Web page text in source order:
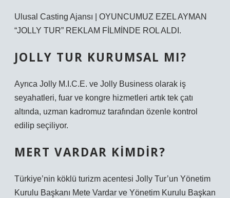
Ulusal Casting Ajansı | OYUNCUMUZ EZEL AYMAN
“JOLLY TUR” REKLAM FİLMİNDE ROL ALDI.
JOLLY TUR KURUMSAL MI?
Ayrıca Jolly M.I.C.E. ve Jolly Business olarak iş
seyahatleri, fuar ve kongre hizmetleri artık tek çatı
altında, uzman kadromuz tarafından özenle kontrol
edilip seçiliyor.
MERT VARDAR KIMDIR?
Türkiye’nin köklü turizm acentesi Jolly Tur’un Yönetim
Kurulu Başkanı Mete Vardar ve Yönetim Kurulu Başkan